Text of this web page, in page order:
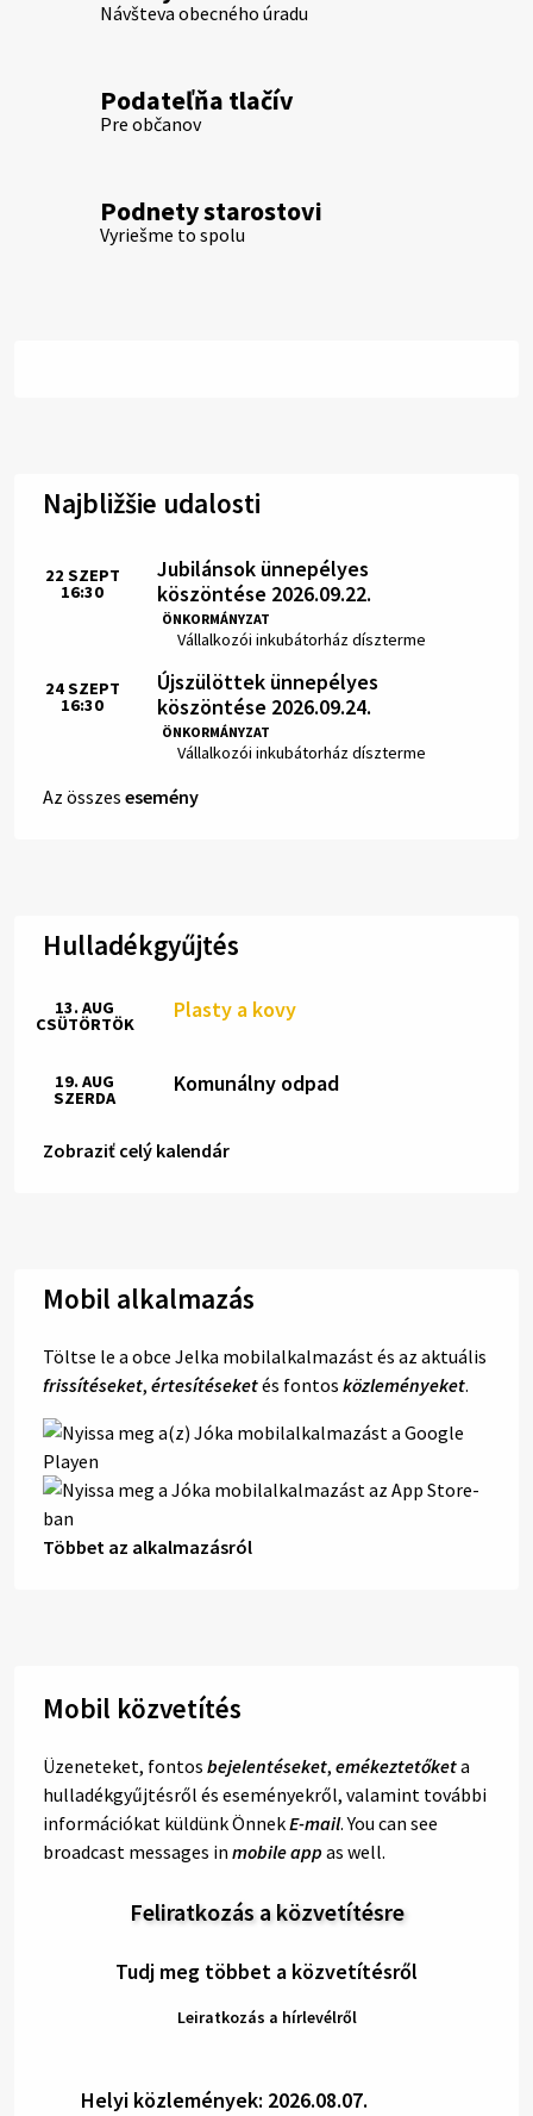
Návšteva obecného úradu
Podateľňa tlačív
Pre občanov
Podnety starostovi
Vyriešme to spolu
Najbližšie udalosti
Jubilánsok ünnepélyes
köszöntése 2026.09.22.
ÖNKORMÁNYZAT
Hely:
Vállalkozói inkubátorház díszterme
Idő:
22 SZEPT
16:30
Újszülöttek ünnepélyes
köszöntése 2026.09.24.
ÖNKORMÁNYZAT
Hely:
Vállalkozói inkubátorház díszterme
Idő:
24SZEPT
16:30
Az összes esemény
Hulladékgyűjtés
Plasty a kovy
13. AUG
CSÜTÖRTÖK
Komunálny odpad
19. AUG
SZERDA
Zobraziť celý kalendár
Mobil alkalmazás
Töltse le a obce Jelka mobilalkalmazást és az aktuális
frissítéseket, értesítéseketés fontos közleményeket.
Többet az alkalmazásról
Mobil közvetítés
Üzeneteket, fontos bejelentéseket, emékeztetőketa
hulladékgyűjtésről és eseményekről, valamint további
információkat küldünk ÖnnekE-mail. You can see
broadcast messages in mobile app as well.
Feliratkozás a közvetítésre
Tudj meg többet a közvetítésről
Leiratkozás a hírlevélről
Helyi közlemények: 2026.08.07.